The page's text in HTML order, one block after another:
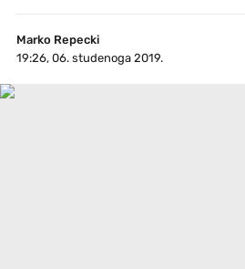
Marko Repecki
19:26, 06. studenoga 2019.